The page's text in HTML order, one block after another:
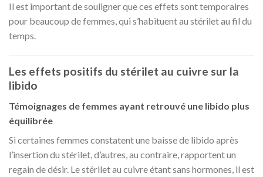
Il est important de souligner que ces effets sont temporaires
pour beaucoup de femmes, qui s’habituent au stérilet au fil du
temps.
Les effets positifs du stérilet au cuivre sur la
libido
Témoignages de femmes ayant retrouvé une libido plus
équilibrée
Si certaines femmes constatent une baisse de libido après
l’insertion du stérilet, d’autres, au contraire, rapportent un
regain de désir. Le stérilet au cuivre étant sans hormones, il est